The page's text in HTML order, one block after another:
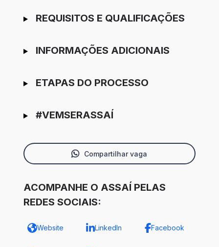
REQUISITOS E QUALIFICAÇÕES
INFORMAÇÕES ADICIONAIS
ETAPAS DO PROCESSO
#VEMSERASSAÍ
Compartilhar vaga
ACOMPANHE O ASSAÍ PELAS
REDES SOCIAIS:
Website LinkedIn Facebook